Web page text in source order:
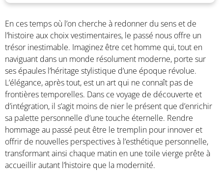
En ces temps où l’on cherche à redonner du sens et de
l’histoire aux choix vestimentaires, le passé nous offre un
trésor inestimable. Imaginez être cet homme qui, tout en
naviguant dans un monde résolument moderne, porte sur
ses épaules l’héritage stylistique d’une époque révolue.
L’élégance, après tout, est un art qui ne connaît pas de
frontières temporelles. Dans ce voyage de découverte et
d’intégration, il s’agit moins de nier le présent que d’enrichir
sa palette personnelle d’une touche éternelle. Rendre
hommage au passé peut être le tremplin pour innover et
offrir de nouvelles perspectives à l’esthétique personnelle,
transformant ainsi chaque matin en une toile vierge prête à
accueillir autant l’histoire que la modernité.